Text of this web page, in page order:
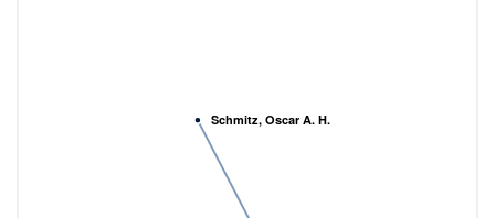
Schmitz, Oscar A. H.